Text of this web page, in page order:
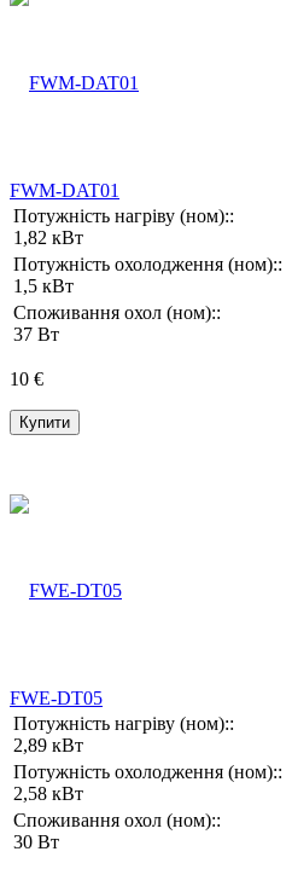
FWM-DAT01
Потужність нагріву (ном)::
1,82 кВт
Потужність охолодження (ном)::
1,5 кВт
Споживання охол (ном)::
37 Вт
10 €
Купити
FWE-DT05
Потужність нагріву (ном)::
2,89 кВт
Потужність охолодження (ном)::
2,58 кВт
Споживання охол (ном)::
30 Вт